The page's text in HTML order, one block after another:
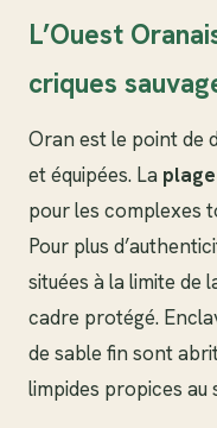
L’Ouest
criques
Oran est le point de
et équipées. La
pour les complexes
Pour plus
situées à la limite de
cadre protégé.
de sable fin sont
limpides propices au